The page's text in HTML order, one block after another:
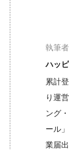
執筆
ハッ
累計
り運
ング
ール
業届